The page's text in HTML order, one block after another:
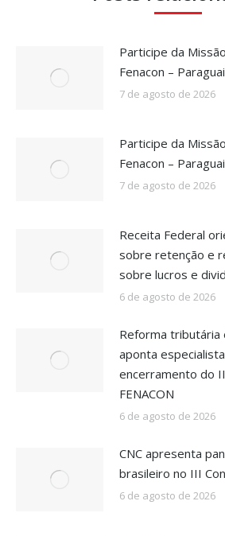
Participe da
Fenacon –
7 de agosto de 2026
Participe da
Fenacon –
7 de agosto de 2026
Receita Federal
sobre retenção e
sobre lucros e
6 de agosto de 2026
Reforma
aponta
encerramento do
FENACON
6 de agosto de 2026
CNC apresenta
brasileiro no III
6 de agosto de 2026